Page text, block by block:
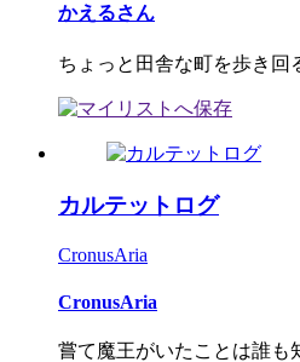
かえるさん
ちょっと田舎な町を歩き回
カルテットログ
CronusAria
CronusAria
嘗て魔王がいたことは誰も